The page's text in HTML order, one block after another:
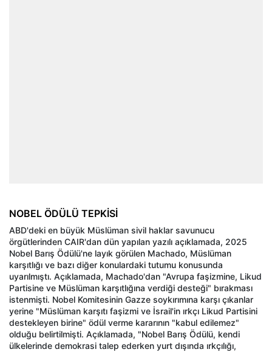
NOBEL ÖDÜLÜ TEPKİSİ
ABD'deki en büyük Müslüman sivil haklar savunucu
örgütlerinden CAIR'dan dün yapılan yazılı açıklamada, 2025
Nobel Barış Ödülü'ne layık görülen Machado, Müslüman
karşıtlığı ve bazı diğer konulardaki tutumu konusunda
uyarılmıştı. Açıklamada, Machado'dan "Avrupa faşizmine, Likud
Partisine ve Müslüman karşıtlığına verdiği desteği" bırakması
istenmişti. Nobel Komitesinin Gazze soykırımına karşı çıkanlar
yerine "Müslüman karşıtı faşizmi ve İsrail'in ırkçı Likud Partisini
destekleyen birine" ödül verme kararının "kabul edilemez"
olduğu belirtilmişti. Açıklamada, "Nobel Barış Ödülü, kendi
ülkelerinde demokrasi talep ederken yurt dışında ırkçılığı,